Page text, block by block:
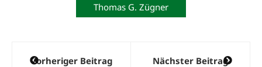
Thomas G. Zügner
Beitragsnavigation
Vorheriger Beitrag Nächster Beitrag